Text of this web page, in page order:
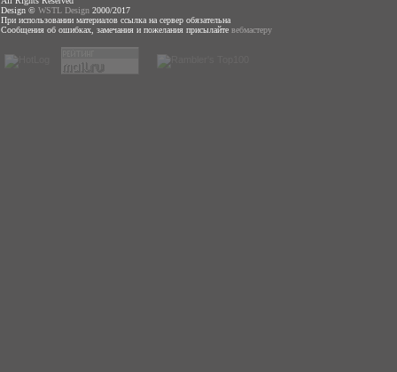
Design © WSTL Design 2000/2017
При использовании материалов ссылка на сервер обязательна
Сообщения об ошибках, замечания и пожелания присылайте вебмастеру